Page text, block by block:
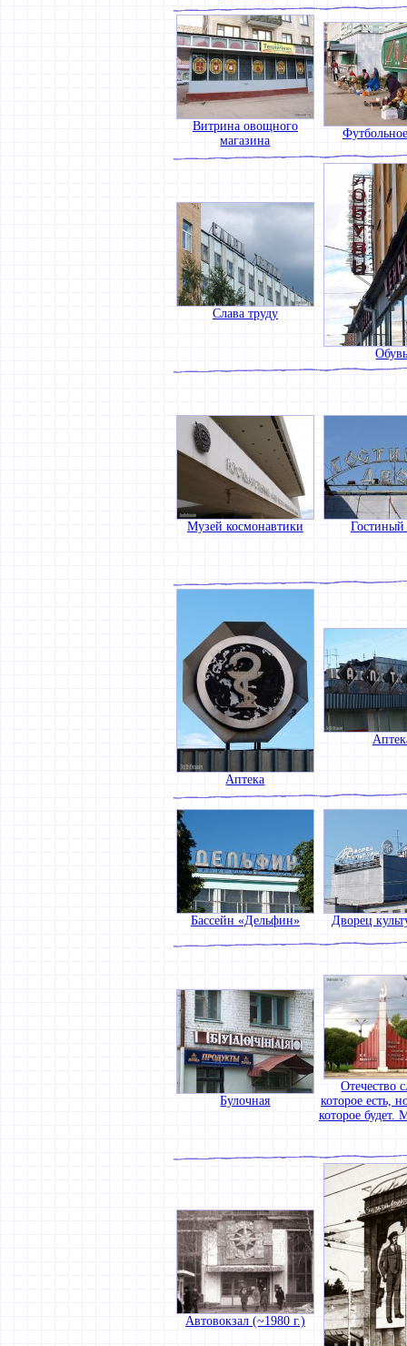
Витрина овощного
магазина
Слава труду
Музей космонавтики Гостиный
Аптека
Бассейн «Дельфин» Дворец
Булочная
Отечество
которое есть,
которое будет.
Автовокзал (~1980 г.)